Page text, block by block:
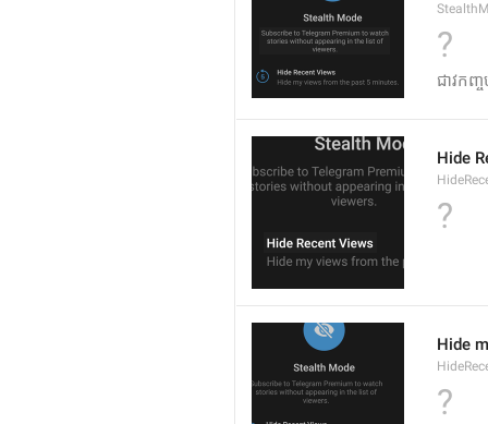
?
ជាវកញ្
Hide
?
Hide
?